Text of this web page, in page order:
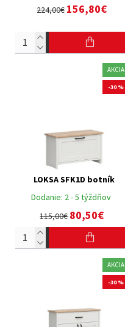
224,00€156,80€
AKCIA
-30 %
Dodanie: 2 - 5 týždňov
LOKSA SFK1D botník
115,00€80,50€
AKCIA
-30 %